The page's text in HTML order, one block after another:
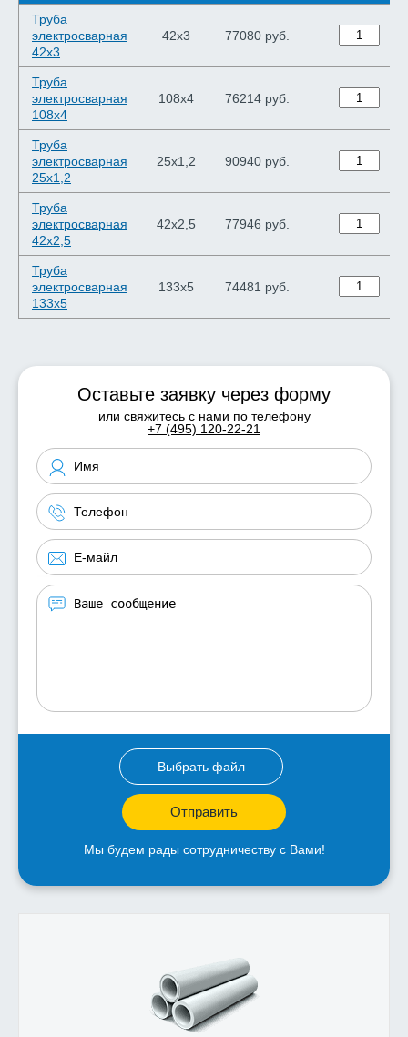
Труба
электросварная
42х3
42х3 77080 руб.
Труба
электросварная
108х4
108х4 76214 руб.
Труба
электросварная
25х1,2
25х1,2 90940 руб.
Труба
электросварная
42х2,5
42х2,5 77946 руб.
Труба
электросварная
133х5
133х5 74481 руб.
Оставьте заявку через форму
или свяжитесь с нами по телефону
+7 (495) 120-22-21
Выбрать файл
Отправить
Мы будем рады сотрудничеству с Вами!